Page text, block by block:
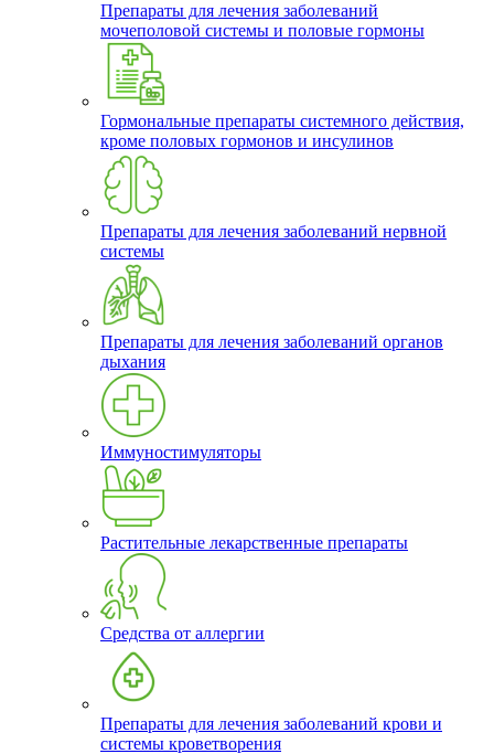
Препараты для лечения заболеваний
мочеполовой системы и половые гормоны
Гормональные препараты системного действия,
кроме половых гормонов и инсулинов
Препараты для лечения заболеваний нервной
системы
Препараты для лечения заболеваний органов
дыхания
Иммуностимуляторы
Растительные лекарственные препараты
Средства от аллергии
Препараты для лечения заболеваний крови и
системы кроветворения